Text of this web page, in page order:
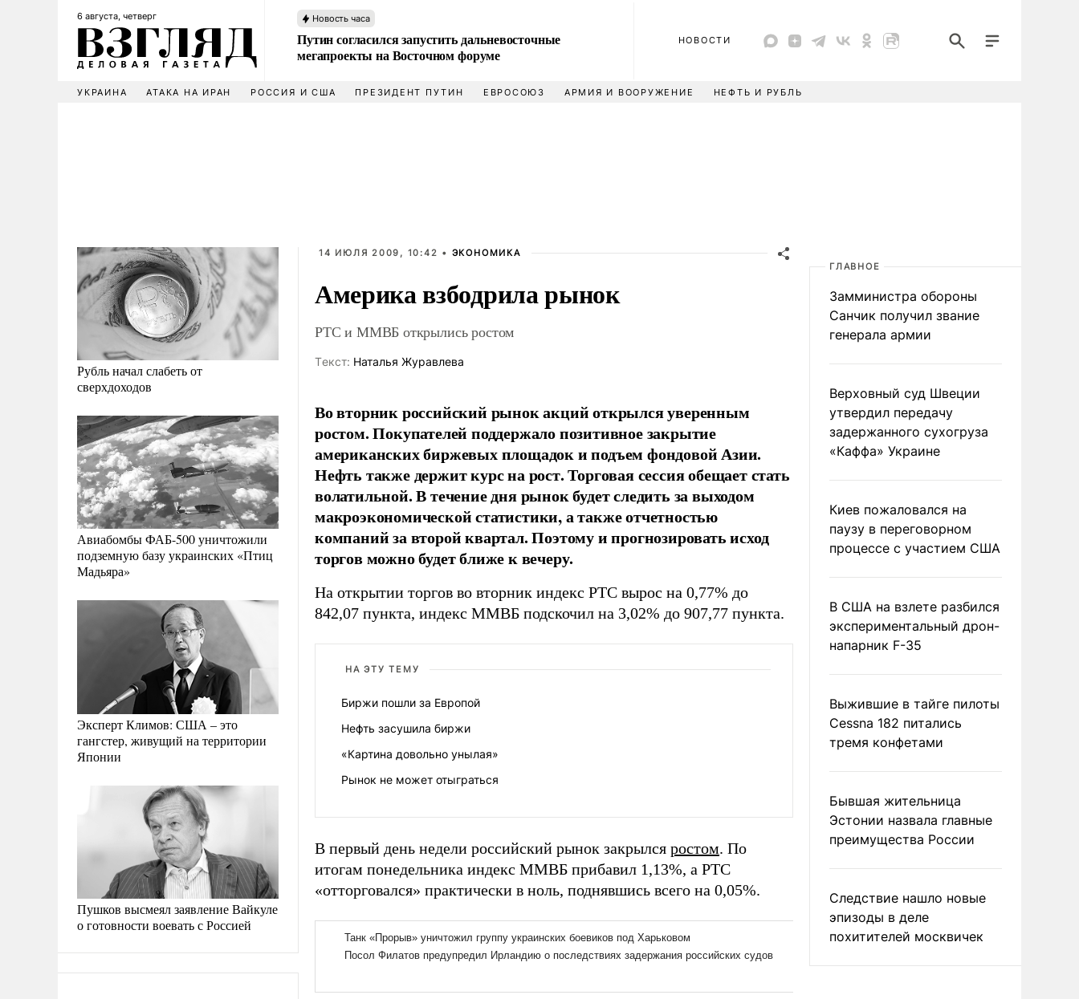
6 августа, четверг Новость часа
Путин согласился запустить дальневосточные
мегапроекты на Восточном форуме
НОВОСТИ
УКРАИНА АТАКА НА ИРАН РОССИЯ И США ПРЕЗИДЕНТ ПУТИН ЕВРОСОЮЗ АРМИЯ И ВООРУЖЕНИЕ НЕФТЬ И РУБЛЬ
Рубль начал слабеть от
сверхдоходов
Авиабомбы ФАБ-500 уничтожили
подземную базу украинских «Птиц
Мадьяра»
Эксперт Климов: США – это
гангстер, живущий на территории
Японии
Пушков высмеял заявление Вайкуле
о готовности воевать с Россией
14 ИЮЛЯ 2009, 10:42 • ЭКОНОМИКА
Америка взбодрила рынок
РТС и ММВБ открылись ростом
Tекст: Наталья Журавлева
Во вторник российский рынок акций открылся уверенным
ростом. Покупателей поддержало позитивное закрытие
американских биржевых площадок и подъем фондовой Азии.
Нефть также держит курс на рост. Торговая сессия обещает стать
волатильной. В течение дня рынок будет следить за выходом
макроэкономической статистики, а также отчетностью
компаний за второй квартал. Поэтому и прогнозировать исход
торгов можно будет ближе к вечеру.
На открытии торгов во вторник индекс РТС вырос на 0,77% до
842,07 пункта, индекс ММВБ подскочил на 3,02% до 907,77 пункта.
НА ЭТУ ТЕМУ
Биржи пошли за Европой
Нефть засушила биржи
«Картина довольно унылая»
Рынок не может отыграться
В первый день недели российский рынок закрылся ростом. По
итогам понедельника индекс ММВБ прибавил 1,13%, а РТС
«отторговался» практически в ноль, поднявшись всего на 0,05%.
ГЛАВНОЕ
Замминистра обороны
Санчик получил звание
генерала армии
Верховный суд Швеции
утвердил передачу
задержанного сухогруза
«Каффа» Украине
Киев пожаловался на
паузу в переговорном
процессе с участием США
В США на взлете разбился
экспериментальный дрон-
напарник F-35
Выжившие в тайге пилоты
Cessna 182 питались
тремя конфетами
Бывшая жительница
Эстонии назвала главные
преимущества России
Следствие нашло новые
эпизоды в деле
похитителей москвичек